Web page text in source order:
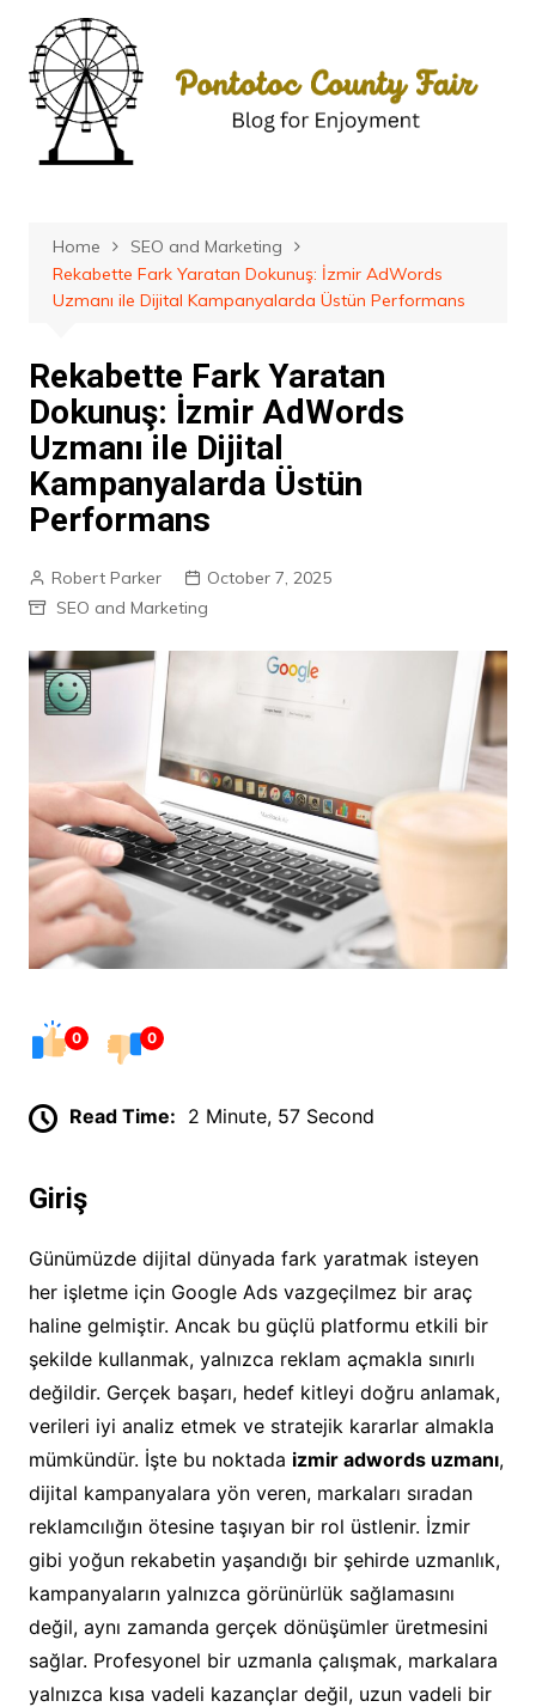
content
Home
SEO and Marketing
Rekabette Fark Yaratan Dokunuş: İzmir AdWords
Uzmanı ile Dijital Kampanyalarda Üstün Performans
Rekabette Fark Yaratan
Dokunuş: İzmir AdWords
Uzmanı ile Dijital
Kampanyalarda Üstün
Performans
Robert Parker
October 7, 2025
SEO and Marketing
0 0
Read Time: 2 Minute, 57 Second
Giriş
Günümüzde dijital dünyada fark yaratmak isteyen
her işletme için Google Ads vazgeçilmez bir araç
haline gelmiştir. Ancak bu güçlü platformu etkili bir
şekilde kullanmak, yalnızca reklam açmakla sınırlı
değildir. Gerçek başarı, hedef kitleyi doğru anlamak,
verileri iyi analiz etmek ve stratejik kararlar almakla
mümkündür. İşte bu noktada izmir adwords uzmanı,
dijital kampanyalara yön veren, markaları sıradan
reklamcılığın ötesine taşıyan bir rol üstlenir. İzmir
gibi yoğun rekabetin yaşandığı bir şehirde uzmanlık,
kampanyaların yalnızca görünürlük sağlamasını
değil, aynı zamanda gerçek dönüşümler üretmesini
sağlar. Profesyonel bir uzmanla çalışmak, markalara
yalnızca kısa vadeli kazançlar değil, uzun vadeli bir